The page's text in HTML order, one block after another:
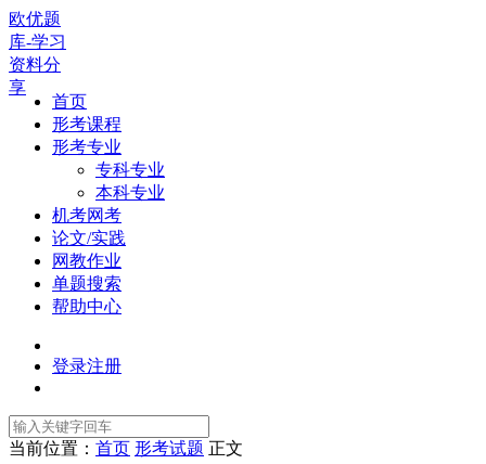
欧优题
库-学习
资料分
享
首页
形考课程
形考专业
专科专业
本科专业
机考网考
论文/实践
网教作业
单题搜索
帮助中心
登录注册
当前位置： 首页 形考试题 正文